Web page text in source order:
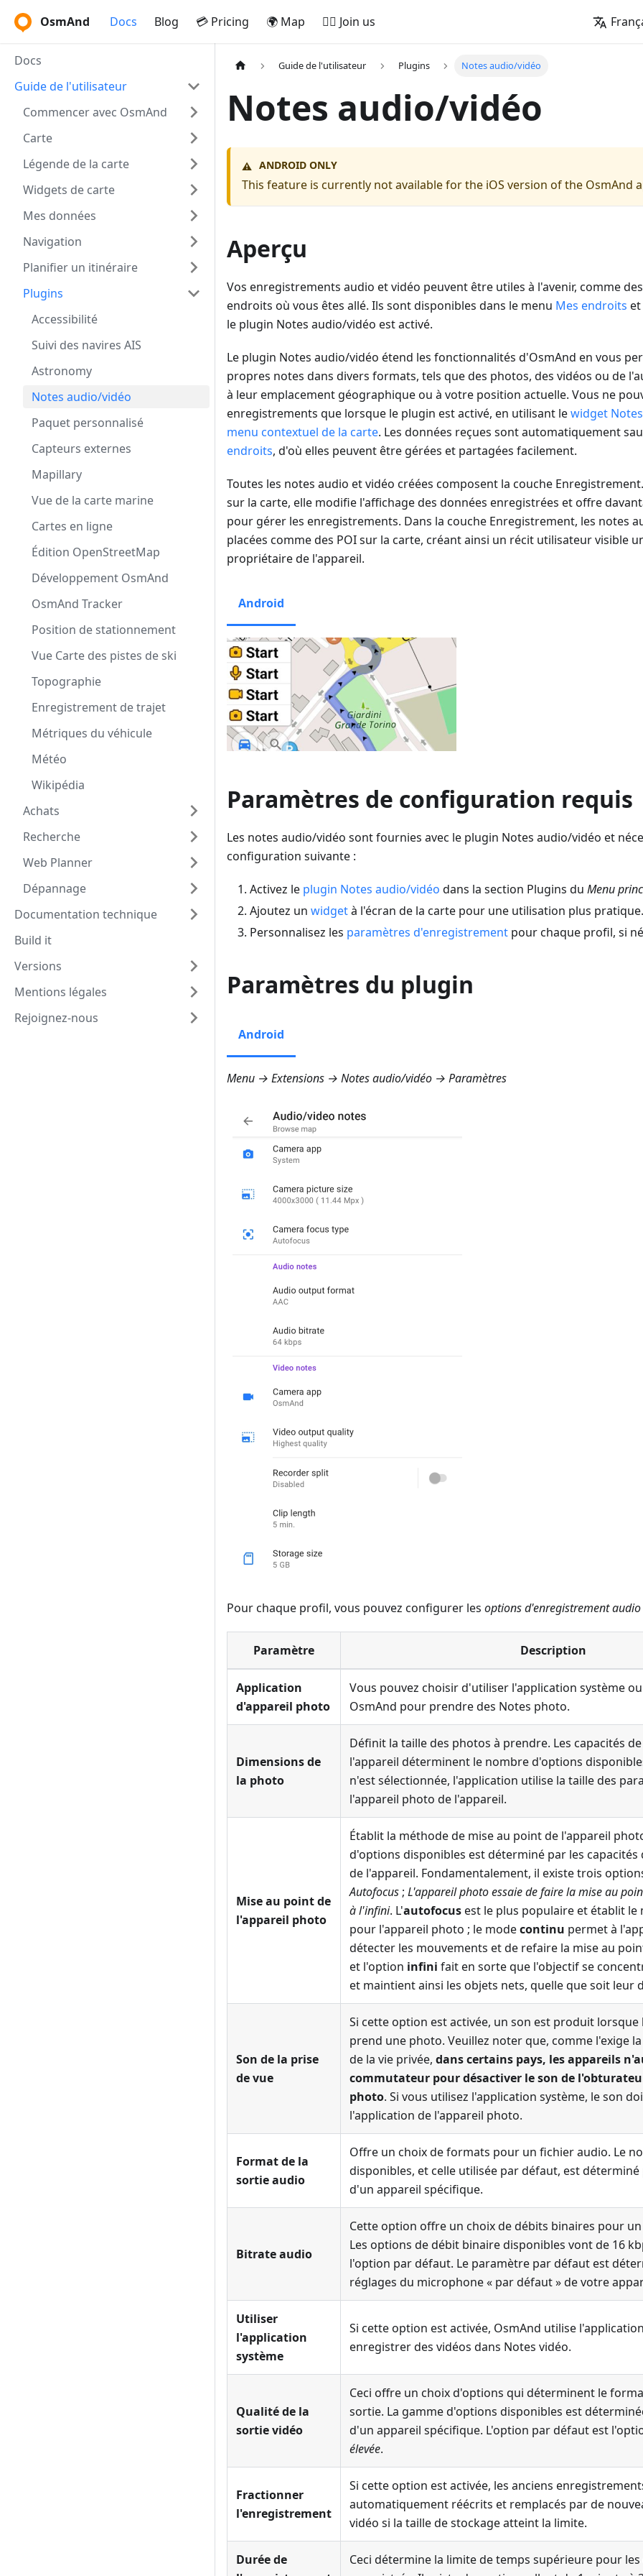
OsmAnd Docs Blog 💳 Pricing 🌍 Map 🚵‍♂️ Join us
Docs
Guide de l'utilisateur
Commencer avec OsmAnd
Carte
Légende de la carte
Widgets de carte
Mes données
Navigation
Planifier un itinéraire
Plugins
Accessibilité
Suivi des navires AIS
Astronomy
Notes audio/vidéo
Paquet personnalisé
Capteurs externes
Mapillary
Vue de la carte marine
Cartes en ligne
Édition OpenStreetMap
Développement OsmAnd
OsmAnd Tracker
Position de stationnement
Vue Carte des pistes de ski
Topographie
Enregistrement de trajet
Métriques du véhicule
Météo
Wikipédia
Achats
Recherche
Web Planner
Dépannage
Documentation technique
Build it
Versions
Mentions légales
Rejoignez-nous
Guide de l'utilisateur Plugins Notes audio/vidéo
Notes audio/vidéo
⚠️ ANDROID ONLY
This feature is currently not available for the iOS version of the OsmAnd
Aperçu
Vos enregistrements audio et vidéo peuvent être utiles à l'avenir, comme
endroits où vous êtes allé. Ils sont disponibles dans le menu Mes endroits
le plugin Notes audio/vidéo est activé.
Le plugin Notes audio/vidéo étend les fonctionnalités d'OsmAnd en vous
propres notes dans divers formats, tels que des photos, des vidéos ou de
à leur emplacement géographique ou à votre position actuelle. Vous ne
enregistrements que lorsque le plugin est activé, en utilisant lewidget
menu contextuel de la carte. Les données reçues sont automatiquement
endroits, d'où elles peuvent être gérées et partagées facilement.
Toutes les notes audio et vidéo créées composent la couche
sur la carte, elle modifie l'affichage des données enregistrées et offre
pour gérer les enregistrements. Dans la couche Enregistrement, les notes
placées comme des POI sur la carte, créant ainsi un récit utilisateur visible
propriétaire de l'appareil.
Android
Paramètres de configuration requis
Les notes audio/vidéo sont fournies avec le plugin Notes audio/vidéo et
configuration suivante :
Activez le plugin Notes audio/vidéo dans la section Plugins du Menu
Ajoutez un widgetà l'écran de la carte pour une utilisation plus pratique.
Personnalisez les paramètres d'enregistrement pour chaque profil, si
Paramètres du plugin
Android
Menu → Extensions → Notes audio/vidéo → Paramètres
Pour chaque profil, vous pouvez configurer les options d'enregistrement
Paramètre Description
Application
d'appareil photo
Vous pouvez choisir d'utiliser l'application système
OsmAnd pour prendre des Notes photo.
Dimensions de
la photo
Définit la taille des photos à prendre. Les capacités
l'appareil déterminent le nombre d'options
n'est sélectionnée, l'application utilise la taille des
l'appareil photo de l'appareil.
Mise au point de
l'appareil photo
Établit la méthode de mise au point de l'appareil
d'options disponibles est déterminé par les
de l'appareil. Fondamentalement, il existe trois
Autofocus; L'appareil photo essaie de faire la mise au
à l'infini. L'autofocusest le plus populaire et établit
pour l'appareil photo ; le modecontinu permet à
détecter les mouvements et de refaire la mise au
et l'option infini fait en sorte que l'objectif se
et maintient ainsi les objets nets, quelle que soit leur
Son de la prise
de vue
Si cette option est activée, un son est produit
prend une photo. Veuillez noter que, comme l'exige
de la vie privée, dans certains pays, les appareils
commutateur pour désactiver le son de
photo. Si vous utilisez l'application système, le son
l'application de l'appareil photo.
Format de la
sortie audio
Offre un choix de formats pour un fichier audio. Le
disponibles, et celle utilisée par défaut, est
d'un appareil spécifique.
Bitrate audio
Cette option offre un choix de débits binaires pour
Les options de débit binaire disponibles vont de 16
l'option par défaut. Le paramètre par défaut est
réglages du microphone « par défaut » de votre
Utiliser
l'application
système
Si cette option est activée, OsmAnd utilise
enregistrer des vidéos dans Notes vidéo.
Qualité de la
sortie vidéo
Ceci offre un choix d'options qui déterminent le
sortie. La gamme d'options disponibles est
d'un appareil spécifique. L'option par défaut est
élevée.
Fractionner
l'enregistrement
Si cette option est activée, les anciens
automatiquement réécrits et remplacés par de
vidéo si la taille de stockage atteint la limite.
Durée de
Ceci détermine la limite de temps supérieure pour les